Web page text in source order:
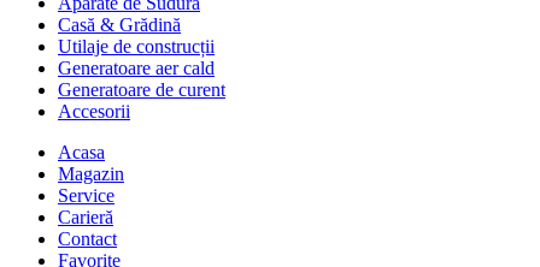
Casă & Grădină
Utilaje de construcții
Generatoare aer cald
Generatoare de curent
Accesorii
Acasa
Magazin
Service
Carieră
Contact
Favorite